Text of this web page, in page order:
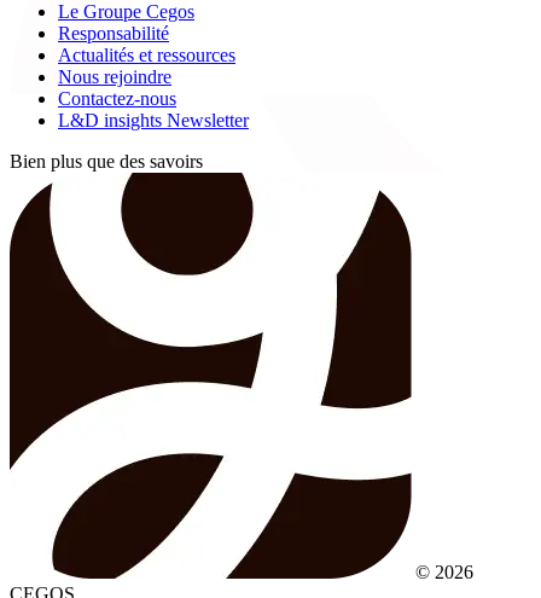
Le Groupe Cegos
Responsabilité
Actualités et ressources
Nous rejoindre
Contactez-nous
L&D insights Newsletter
Bien plus que des savoirs
© 2026